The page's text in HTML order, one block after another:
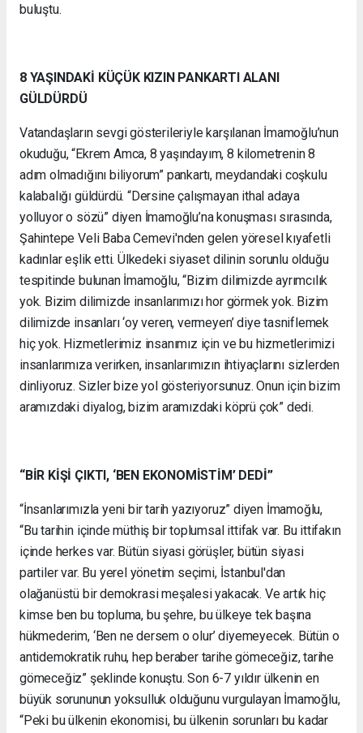
buluştu.
8 YAŞINDAKİ KÜÇÜK KIZIN PANKARTI ALANI
GÜLDÜRDÜ
Vatandaşların sevgi gösterileriyle karşılanan İmamoğlu’nun
okuduğu, “Ekrem Amca, 8 yaşındayım, 8 kilometrenin 8
adım olmadığını biliyorum” pankartı, meydandaki coşkulu
kalabalığı güldürdü. “Dersine çalışmayan ithal adaya
yolluyor o sözü” diyen İmamoğlu’na konuşması sırasında,
Şahintepe Veli Baba Cemevi'nden gelen yöresel kıyafetli
kadınlar eşlik etti. Ülkedeki siyaset dilinin sorunlu olduğu
tespitinde bulunan İmamoğlu, “Bizim dilimizde ayrımcılık
yok. Bizim dilimizde insanlarımızı hor görmek yok. Bizim
dilimizde insanları ‘oy veren, vermeyen’ diye tasniflemek
hiç yok. Hizmetlerimiz insanımız için ve bu hizmetlerimizi
insanlarımıza verirken, insanlarımızın ihtiyaçlarını sizlerden
dinliyoruz. Sizler bize yol gösteriyorsunuz. Onun için bizim
aramızdaki diyalog, bizim aramızdaki köprü çok” dedi.
“BİR KİŞİ ÇIKTI, ‘BEN EKONOMİSTİM’ DEDİ”
“İnsanlarımızla yeni bir tarih yazıyoruz” diyen İmamoğlu,
“Bu tarihin içinde müthiş bir toplumsal ittifak var. Bu ittifakın
içinde herkes var. Bütün siyasi görüşler, bütün siyasi
partiler var. Bu yerel yönetim seçimi, İstanbul'dan
olağanüstü bir demokrasi meşalesi yakacak. Ve artık hiç
kimse ben bu topluma, bu şehre, bu ülkeye tek başına
hükmederim, ‘Ben ne dersem o olur’ diyemeyecek. Bütün o
antidemokratik ruhu, hep beraber tarihe gömeceğiz, tarihe
gömeceğiz” şeklinde konuştu. Son 6-7 yıldır ülkenin en
büyük sorununun yoksulluk olduğunu vurgulayan İmamoğlu,
“Peki bu ülkenin ekonomisi, bu ülkenin sorunları bu kadar